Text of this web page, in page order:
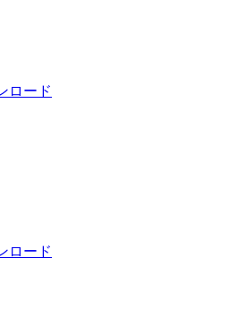
ロード
ロード